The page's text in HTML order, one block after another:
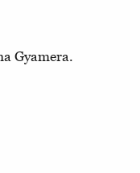
Gyamera.